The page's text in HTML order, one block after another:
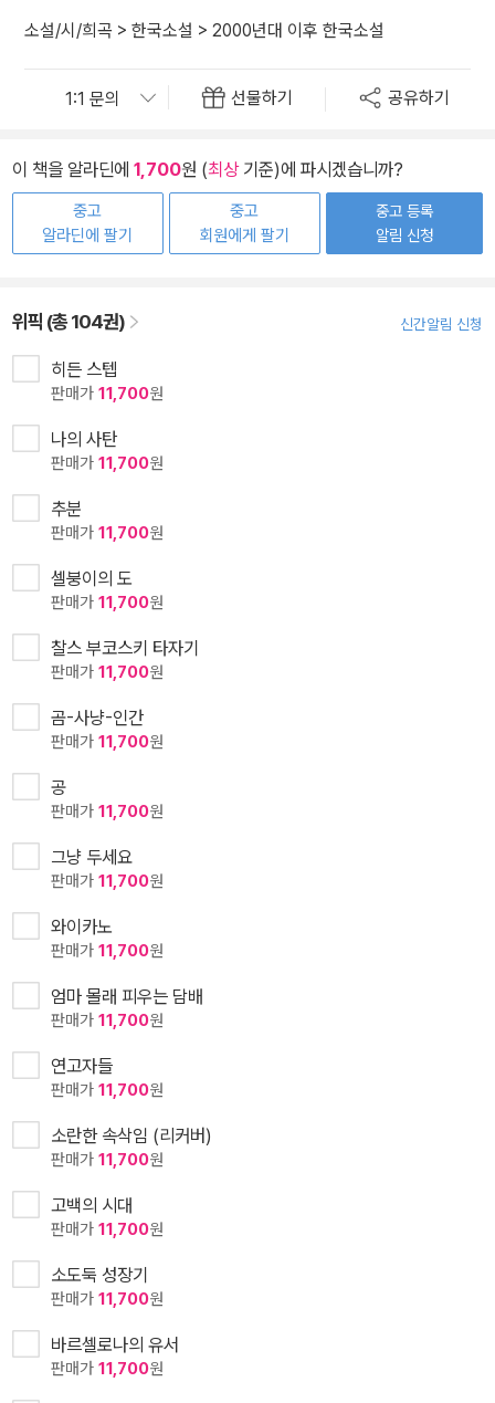
소설/시/희곡 > 한국소설 > 2000년대 이후 한국소설
선물하기 공유하기
이 책을 알라딘에 1,700원 (최상기준)에 파시겠습니까?
중고
알라딘에 팔기
중고
회원에게 팔기
중고 등록
알림 신청
위픽 (총 104권) 신간알림 신청
히든 스텝
판매가 11,700원
나의 사탄
판매가 11,700원
추분
판매가 11,700원
셀붕이의 도
판매가 11,700원
찰스 부코스키 타자기
판매가 11,700원
곰-사냥-인간
판매가 11,700원
공
판매가 11,700원
그냥 두세요
판매가 11,700원
와이카노
판매가 11,700원
엄마 몰래 피우는 담배
판매가 11,700원
연고자들
판매가 11,700원
소란한 속삭임 (리커버)
판매가 11,700원
고백의 시대
판매가 11,700원
소도둑 성장기
판매가 11,700원
바르셀로나의 유서
판매가 11,700원